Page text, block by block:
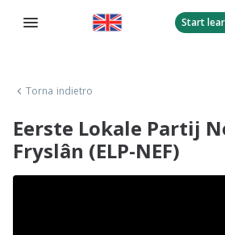
Start
Torna indietro
Eerste Lokale Partij
Fryslân (ELP-NEF)